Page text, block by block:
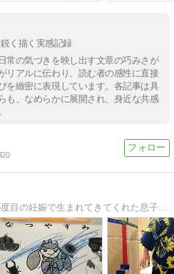
く描く実感記録
常の気づきを映し出す文章の巧みさが
リアルに伝わり、読む者の感性に直接
を緻密に表現しています。各記事は具
も、なめらかに展開され、身近な共感
子宮外妊娠、流産を経て、5度目の妊娠で生まれてきてくれた息子は障がい児でした。笑いあり涙ありの育児奮闘記☆YouTubeに愛犬の動画をアップしています♪